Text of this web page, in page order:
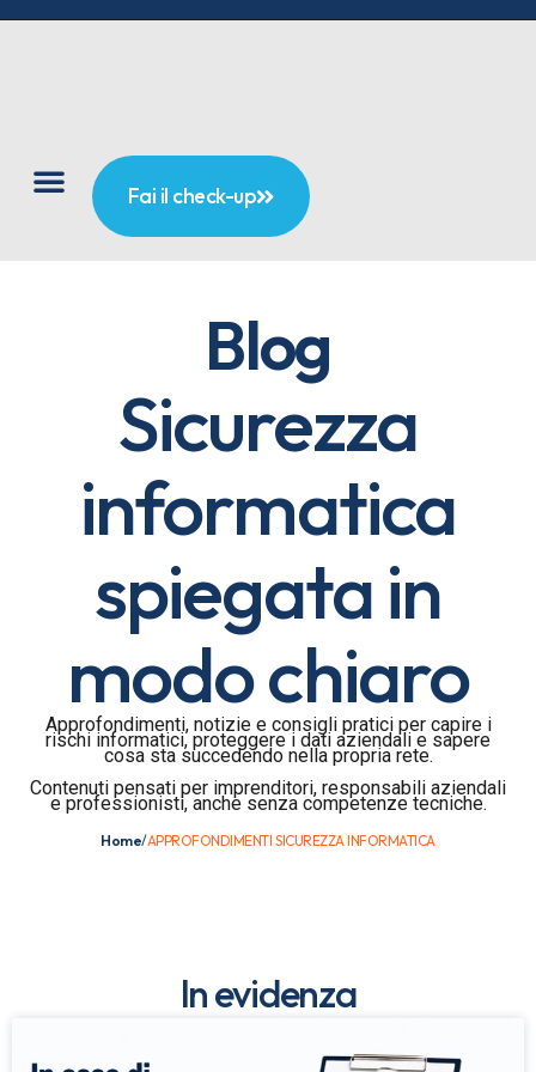
Fai il check-up
Blog
Sicurezza
informatica
spiegata in
modo chiaro
Approfondimenti, notizie e consigli pratici per capire i
rischi informatici, proteggere i dati aziendali e sapere
cosa sta succedendo nella propria rete.
Contenuti pensati per imprenditori, responsabili aziendali
e professionisti, anche senza competenze tecniche.
Home/APPROFONDIMENTI SICUREZZA INFORMATICA
In evidenza